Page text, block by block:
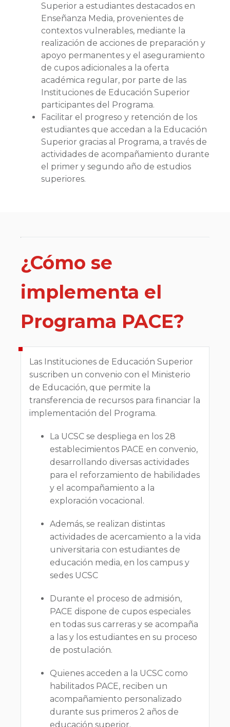
Superior a estudiantes destacados en
Enseñanza Media, provenientes de
contextos vulnerables, mediante la
realización de acciones de preparación y
apoyo permanentes y el aseguramiento
de cupos adicionales a la oferta
académica regular, por parte de las
Instituciones de Educación Superior
participantes del Programa.
Facilitar el progreso y retención de los
estudiantes que accedan a la Educación
Superior gracias al Programa, a través de
actividades de acompañamiento durante
el primer y segundo año de estudios
superiores.
¿Cómo se
implementa el
Programa PACE?
Las Instituciones de Educación Superior
suscriben un convenio con el Ministerio
de Educación, que permite la
transferencia de recursos para financiar la
implementación del Programa.
La UCSC se despliega en los 28
establecimientos PACE en convenio,
desarrollando diversas actividades
para el reforzamiento de habilidades
y el acompañamiento a la
exploración vocacional.
Además, se realizan distintas
actividades de acercamiento a la vida
universitaria con estudiantes de
educación media, en los campus y
sedes UCSC
Durante el proceso de admisión,
PACE dispone de cupos especiales
en todas sus carreras y se acompaña
a las y los estudiantes en su proceso
de postulación.
Quienes acceden a la UCSC como
habilitados PACE, reciben un
acompañamiento personalizado
durante sus primeros 2 años de
educación superior.